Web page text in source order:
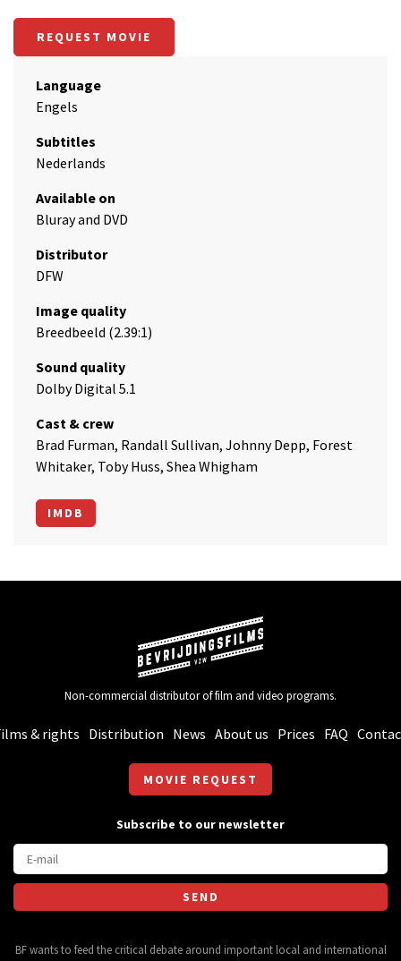
REQUEST MOVIE
Language
Engels
Subtitles
Nederlands
Available on
Bluray and DVD
Distributor
DFW
Image quality
Breedbeeld (2.39:1)
Sound quality
Dolby Digital 5.1
Cast & crew
Brad Furman, Randall Sullivan, Johnny Depp, Forest
Whitaker, Toby Huss, Shea Whigham
IMDB
Non-commercial distributor of film and video programs.
& rights Distribution News About us Prices FAQ
MOVIE REQUEST
Subscribe to our newsletter
BF wants to feed the critical debate around important local and international